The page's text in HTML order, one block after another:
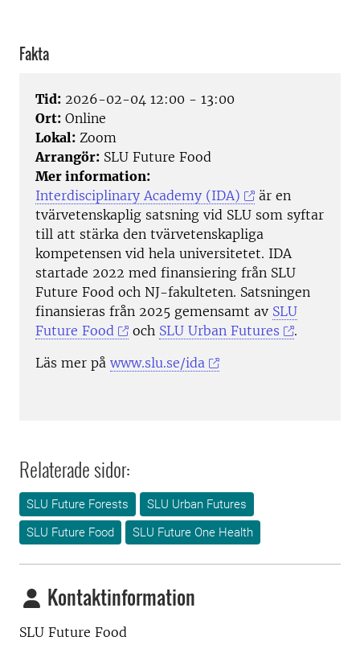
Fakta
Tid: 2026-02-04 12:00 - 13:00
Ort: Online
Lokal: Zoom
Arrangör: SLU Future Food
Mer information:
Interdisciplinary Academy (IDA)
är en
tvärvetenskaplig satsning vid SLU som syftar
till att stärka den tvärvetenskapliga
kompetensen vid hela universitetet. IDA
startade 2022 med finansiering från SLU
Future Food och NJ-fakulteten. Satsningen
finansieras från 2025 gemensamt av SLU
Future Food
och SLU Urban Futures
.
Läs mer på www.slu.se/ida
Relaterade sidor:
SLU Future Forests
SLU Urban Futures
SLU Future Food
SLU Future One Health
Kontaktinformation
SLU Future Food